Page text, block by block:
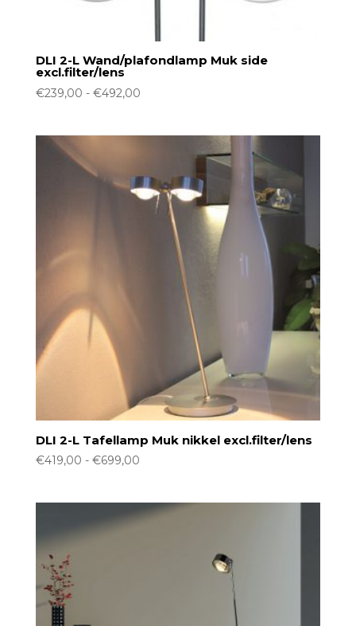
DLI 2-L Wand/plafondlamp Muk side
excl.filter/lens
€239,00 - €492,00Prijsklasse:
DLI 2-L Tafellamp Muk nikkel excl.filter/lens
€419,00 - €699,00Prijsklasse:
€699,00